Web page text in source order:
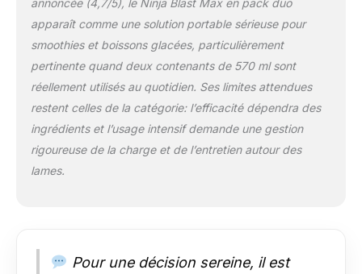
490 ml) BATTERIE
RECHARGEABLE
LONGUE DURÉE :
une charge complète
vous permet de faire
préparer vos
boissons lors de vos
déplacements
et guide de recettes.
apparaît comme une solution portable sérieuse pour
smoothies et boissons glacées, particulièrement
pertinente quand deux contenants de 570 ml sont
réellement utilisés au quotidien. Ses limites attendues
restent celles de la catégorie: l’efficacité dépendra des
ingrédients et l’usage intensif demande une gestion
rigoureuse de la charge et de l’entretien autour des
lames.
Pour une décision sereine, il est